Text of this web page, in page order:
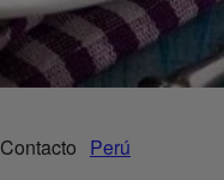
Contacto Perú